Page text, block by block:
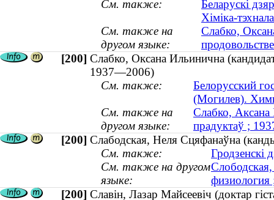
См. также:
Беларускі
Хіміка-
См. также на
другом языке:
Слабко,
[200] Слабко, Оксана Ильинична
1937—2006)
См. также:
Белорусский
(Могилев).
См. также на
другом языке:
Слабко, Аксана
прадуктаў ;
[200] Слабодская, Неля Сцяфанаўна
См. также:
Гродзенскі
См. также на другом
языке:
[200] Славін, Лазар Майсеевіч (доктар